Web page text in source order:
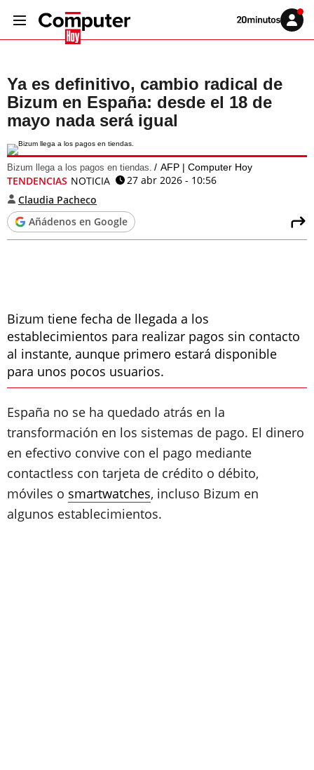
Volver
Iniciar
sesión
Ya es definitivo, cambio radical de
Bizum en España: desde el 18 de
mayo nada será igual
Bizum llega a los pagos en tiendas. AFP | Computer Hoy
TENDENCIAS NOTICIA
27 abr 2026 - 10:56
Claudia Pacheco
Añádenos en Google
Bizum tiene fecha de llegada a los
establecimientos para realizar pagos sin contacto
al instante, aunque primero estará disponible
para unos pocos usuarios.
España no se ha quedado atrás en la
transformación en los sistemas de pago. El dinero
en efectivo convive con el pago mediante
contactless con tarjeta de crédito o débito,
móviles o smartwatches, incluso Bizum en
algunos establecimientos.